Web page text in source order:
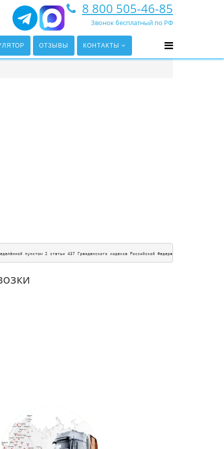
8 800 505-46-85
Звонок бесплатный по РФ
ОТЗЫВЫ КОНТАКТЫ
пунктом 2 статьи 437 Гражданского кодекса Российской Федерации. Для